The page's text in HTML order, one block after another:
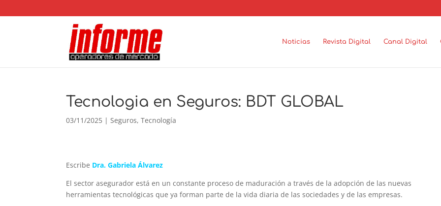
Noticias Revista Digital Canal Digital
Tecnologia en Seguros: BDT GLOBAL
03/11/2025 |Seguros,Tecnología
Escribe Dra. Gabriela Álvarez
El sector asegurador está en un constante proceso de maduración a través de la adopción de las nuevas
herramientas tecnológicas que ya forman parte de la vida diaria de las sociedades y de las empresas.